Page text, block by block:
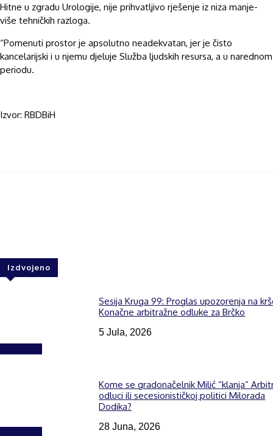
Hitne u zgradu Urologije, nije prihvatljivo rješenje iz niza manje-
više tehničkih razloga.
“Pomenuti prostor je apsolutno neadekvatan, jer je čisto
kancelarijski i u njemu djeluje Služba ljudskih resursa, a u narednom
periodu.
Izvor: RBDBiH
Izdvojeno
Sesija Kruga 99: Proglas upozorenja na
Konačne arbitražne odluke za Brčko
5 Jula, 2026
Kome se gradonačelnik Milić “klanja”
odluci ili secesionističkoj politici Milorada
Dodika?
28 Juna, 2026